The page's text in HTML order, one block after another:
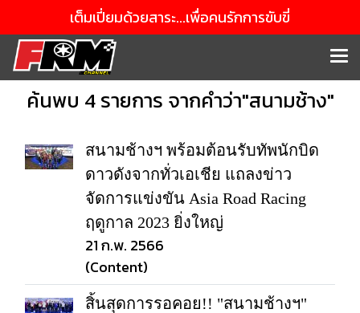
เต็มเปี่ยมด้วยสาระ...เพื่อคนรักการขับขี่
ค้นพบ 4 รายการ จากคำว่า"สนามช้าง"
สนามช้างฯ พร้อมต้อนรับทัพนักบิด
ดาวดังจากทั่วเอเชีย แถลงข่าว
จัดการแข่งขัน Asia Road Racing
ฤดูกาล 2023 ยิ่งใหญ่
21 ก.พ. 2566
(Content)
สิ้นสุดการรอคอย!! "สนามช้างฯ"